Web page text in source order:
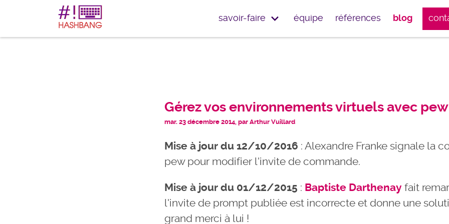
savoir-faire équipe références blog
Gérez vos environnements virtuels avec
mar. 23 décembre 2014, par Arthur Vuillard
Mise à jour du 12/10/2016 : Alexandre Franke signale la
pew pour modifier l'invite de commande.
Mise à jour du 01/12/2015 : Baptiste Darthenayfait
l'invite de prompt publiée est incorrecte et donne une
grand merci à lui !